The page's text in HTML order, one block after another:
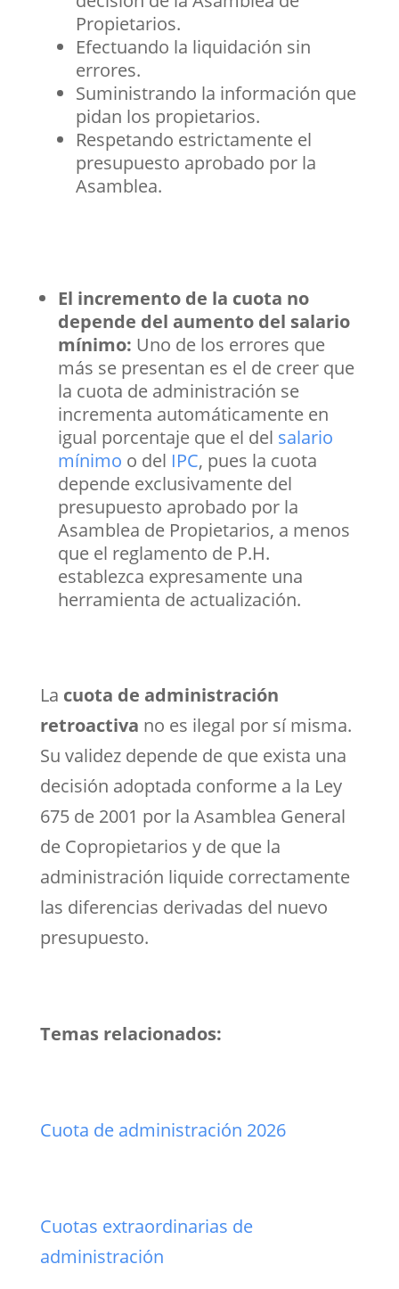
Propietarios.
Efectuando la liquidación sin
errores.
Suministrando la información que
pidan los propietarios.
Respetando estrictamente el
presupuesto aprobado por la
Asamblea.
El incremento de la cuota no
depende del aumento del salario
mínimo: Uno de los errores que
más se presentan es el de creer que
la cuota de administración se
incrementa automáticamente en
igual porcentaje que el del salario
mínimo o del IPC, pues la cuota
depende exclusivamente del
presupuesto aprobado por la
Asamblea de Propietarios, a menos
que el reglamento de P.H.
establezca expresamente una
herramienta de actualización.
La cuota de administración
retroactiva no es ilegal por sí misma.
Su validez depende de que exista una
decisión adoptada conforme a la Ley
675 de 2001 por la Asamblea General
de Copropietarios y de que la
administración liquide correctamente
las diferencias derivadas del nuevo
presupuesto.
Temas relacionados:
Cuota de administración 2026
Cuotas extraordinarias de
administración